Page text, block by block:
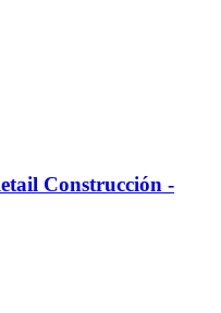
Construcción -